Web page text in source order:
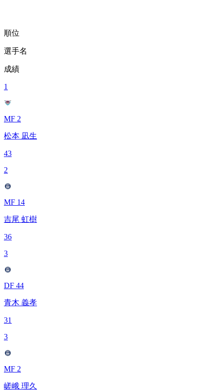
順位
選手名
成績
1
MF 2
松本 凪生
43
2
MF 14
吉尾 虹樹
36
3
DF 44
青木 義孝
31
3
MF 2
嵯峨 理久